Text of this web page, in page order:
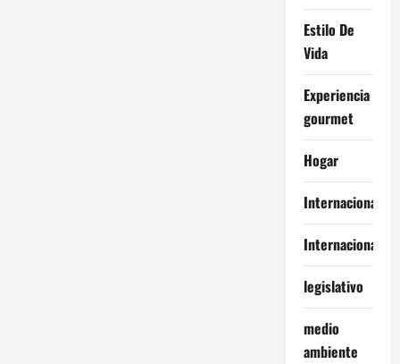
Estilo De
Vida
Experiencia
gourmet
Hogar
Internacional
Internacionales
legislativo
medio
ambiente